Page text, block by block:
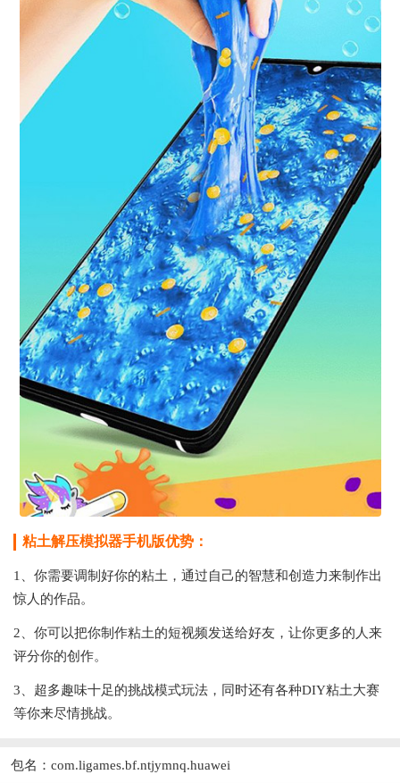
粘土解压模拟器手机版优势：
1、你需要调制好你的粘土，通过自己的智慧和创造力来制作出
惊人的作品。
2、你可以把你制作粘土的短视频发送给好友，让你更多的人来
评分你的创作。
3、超多趣味十足的挑战模式玩法，同时还有各种DIY粘土大赛
等你来尽情挑战。
包名：com.ligames.bf.ntjymnq.huawei